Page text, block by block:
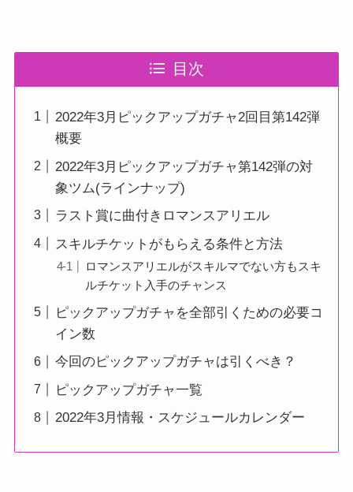
目次
2022年3月ピックアップガチャ2回目第142弾
概要
2022年3月ピックアップガチャ第142弾の対
象ツム(ラインナップ)
ラスト賞に曲付きロマンスアリエル
スキルチケットがもらえる条件と方法
ロマンスアリエルがスキルマでない方もスキ
ルチケット入手のチャンス
ピックアップガチャを全部引くための必要コ
イン数
今回のピックアップガチャは引くべき？
ピックアップガチャ一覧
2022年3月情報・スケジュールカレンダー